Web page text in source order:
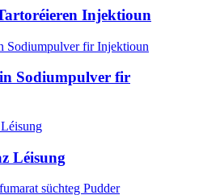
Injektioun
Sodiumpulver fir
Léisung